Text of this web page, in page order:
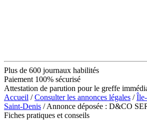
Plus de 600 journaux habilités
Paiement 100% sécurisé
Attestation de parution pour le greffe
Accueil /Consulter les annonces légales /
Saint-Denis / Annonce déposée : D&CO
Fiches pratiques et conseils